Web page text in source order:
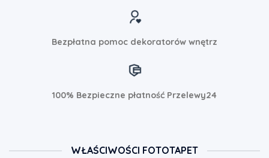
Bezpłatna pomoc dekoratorów wnętrz
100% Bezpieczne płatność Przelewy24
WŁAŚCIWOŚCI FOTOTAPET